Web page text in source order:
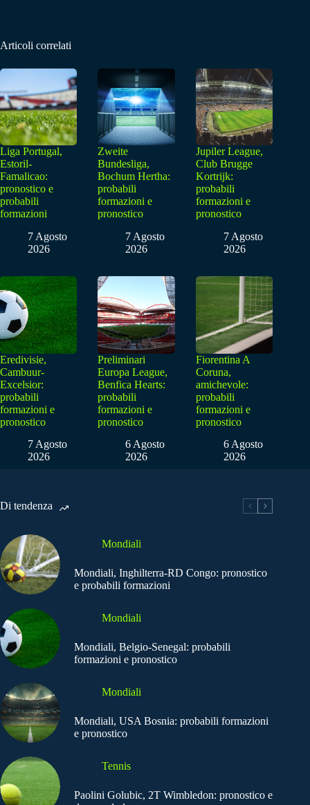
Articoli correlati
Liga Portugal,
Estoril-
Famalicao:
pronostico e
probabili
formazioni
7 Agosto
2026
Zweite
Bundesliga,
Bochum Hertha:
probabili
formazioni e
pronostico
7 Agosto
2026
Jupiler League,
Club Brugge
Kortrijk:
probabili
formazioni e
pronostico
7 Agosto
2026
Eredivisie,
Cambuur-
Excelsior:
probabili
formazioni e
pronostico
7 Agosto
2026
Preliminari
Europa League,
Benfica Hearts:
probabili
formazioni e
pronostico
6 Agosto
2026
Fiorentina A
Coruna,
amichevole:
probabili
formazioni e
pronostico
6 Agosto
2026
Di tendenza
Mondiali
Mondiali, Inghilterra-RD Congo: pronostico
e probabili formazioni
Mondiali
Mondiali, Belgio-Senegal: probabili
formazioni e pronostico
Mondiali
Mondiali, USA Bosnia: probabili formazioni
e pronostico
Tennis
Paolini Golubic, 2T Wimbledon: pronostico e